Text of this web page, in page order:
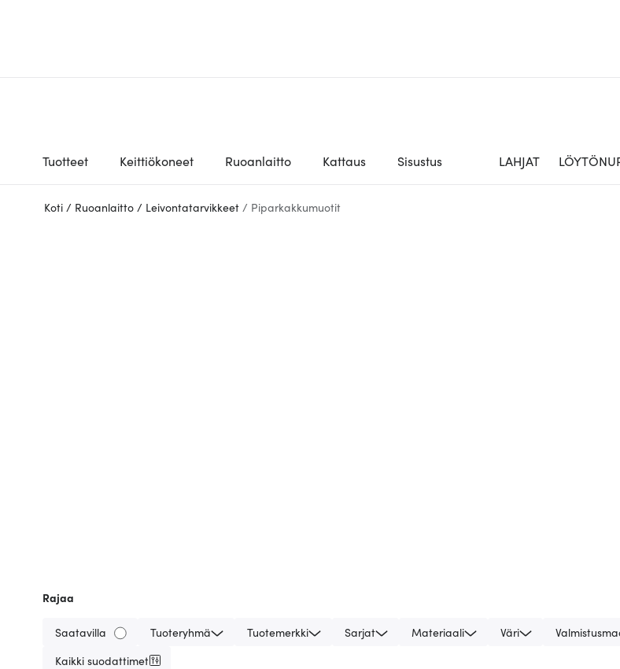
Tuotteet Keittiökoneet Ruoanlaitto Kattaus Sisustus LAHJAT
Koti / Ruoanlaitto / Leivontatarvikkeet / Piparkakkumuotit
Rajaa
Saatavilla Tuoteryhmä Tuotemerkki Sarjat Materiaali Väri
Kaikki suodattimet